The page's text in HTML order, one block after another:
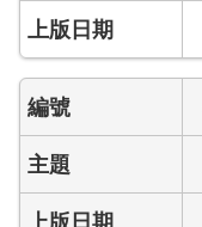
案
件
火
災
搶
救
困